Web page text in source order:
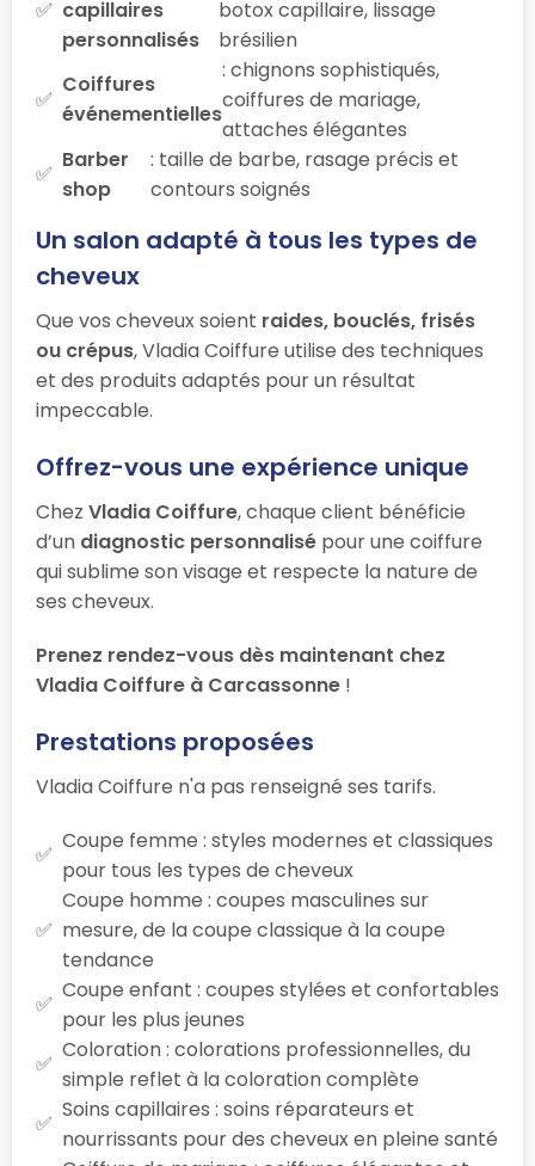
capillaires
personnalisés
botox capillaire, lissage
brésilien
Coiffures
événementielles
: chignons sophistiqués,
coiffures de mariage,
attaches élégantes
Barber
shop
: taille de barbe, rasage précis et
contours soignés
Un salon adapté à tous les types de
cheveux
Que vos cheveux soient raides, bouclés, frisés
ou crépus, Vladia Coiffure utilise des techniques
et des produits adaptés pour un résultat
impeccable.
Offrez-vous une expérience unique
Chez Vladia Coiffure, chaque client bénéficie
d’un diagnostic personnalisé pour une coiffure
qui sublime son visage et respecte la nature de
ses cheveux.
Prenez rendez-vous dès maintenant chez
Vladia Coiffure à Carcassonne !
Prestations proposées
Vladia Coiffure n'a pas renseigné ses tarifs.
Coupe femme : styles modernes et classiques
pour tous les types de cheveux
Coupe homme : coupes masculines sur
mesure, de la coupe classique à la coupe
tendance
Coupe enfant : coupes stylées et confortables
pour les plus jeunes
Coloration : colorations professionnelles, du
simple reflet à la coloration complète
Soins capillaires : soins réparateurs et
nourrissants pour des cheveux en pleine santé